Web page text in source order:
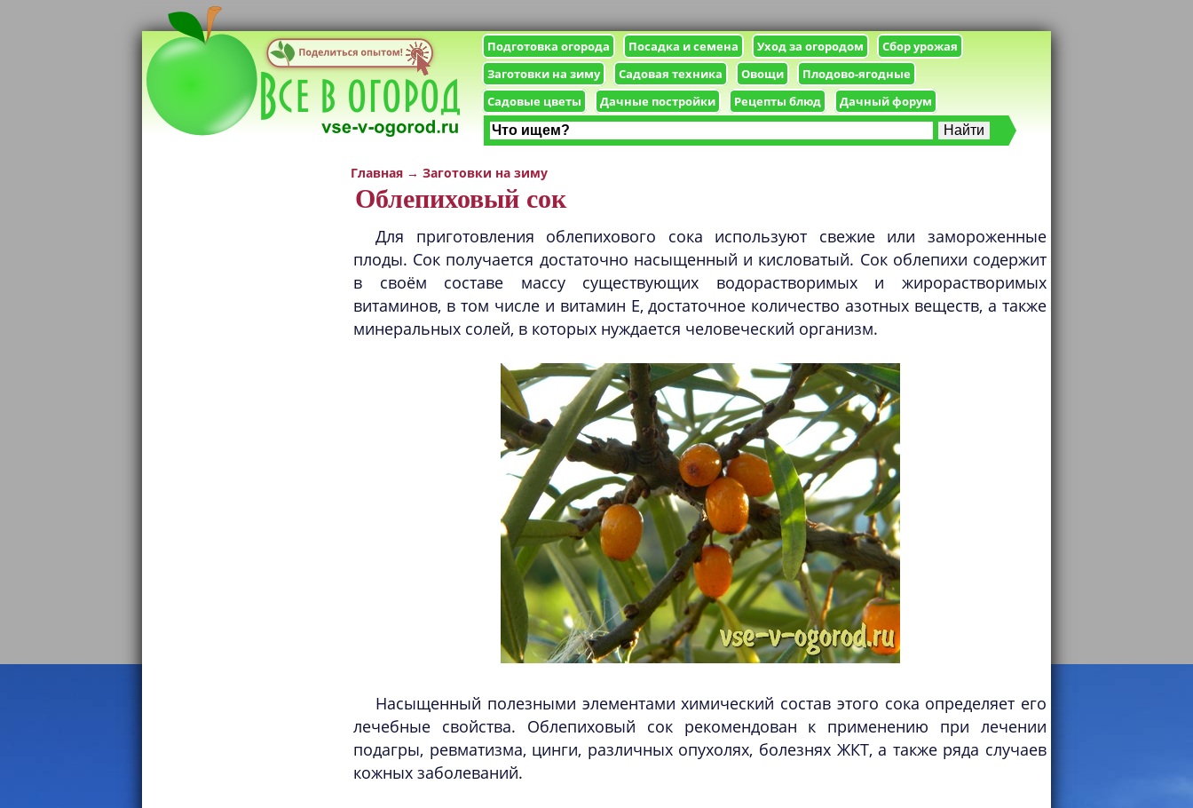
Подготовка огорода Посадка и семена Уход за огородом
Сбор урожая
Заготовки на зиму
Садовая техника Овощи
Плодово-ягодные
Садовые цветы
Дачные постройки Рецепты блюд Дачный форум
Главная → Заготовки на зиму
Облепиховый сок
Для приготовления облепихового сока используют свежие или замороженные
плоды. Сок получается достаточно насыщенный и кисловатый. Сок облепихи содержит
в своём составе массу существующих водорастворимых и жирорастворимых
витаминов, в том числе и витамин Е, достаточное количество азотных веществ, а также
минеральных солей, в которых нуждается человеческий организм.
Насыщенный полезными элементами химический состав этого сока определяет его
лечебные свойства. Облепиховый сок рекомендован к применению при лечении
подагры, ревматизма, цинги, различных опухолях, болезнях ЖКТ, а также ряда случаев
кожных заболеваний.